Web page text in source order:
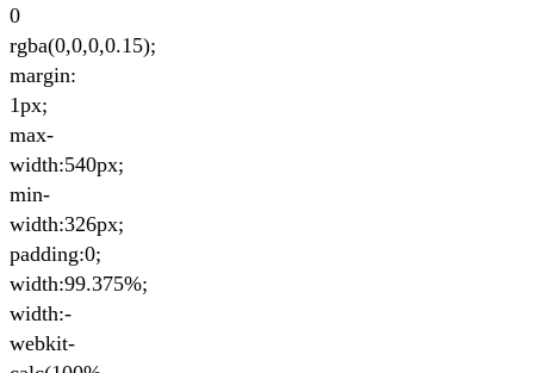
0
rgba(0,0,0,0.15);
margin:
1px;
max-
width:540px;
min-
width:326px;
padding:0;
width:99.375%;
width:-
webkit-